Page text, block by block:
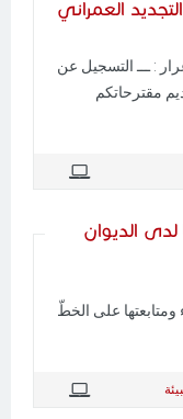
العمراني
: ـــ التسجيل عن
مقترحاتكم
لدى الديوان
على الخطّ